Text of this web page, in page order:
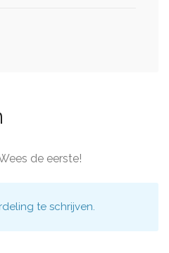
de eerste!
te schrijven.